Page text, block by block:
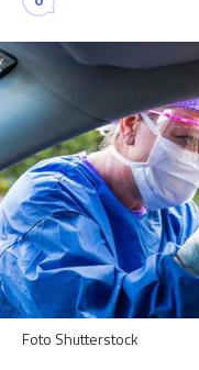
Foto Shutterstock